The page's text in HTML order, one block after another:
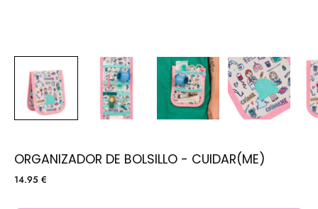
ORGANIZADOR DE BOLSILLO - CUIDAR(ME)
14.95 €